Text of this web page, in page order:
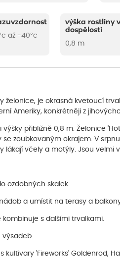
až -40°c
výška rostliny
dospělosti
0,8 m
želonice, je okrasná kvetoucí
Ameriky, konkrétněji z
výšky přibližně 0,8 m. Želonice
se zoubkovaným okrajem. V
lákají včely a motýly. Jsou velmi
skalek.
a umístit na terasy a
s dalšími trvalkami.
'Fireworks' Goldenrod,